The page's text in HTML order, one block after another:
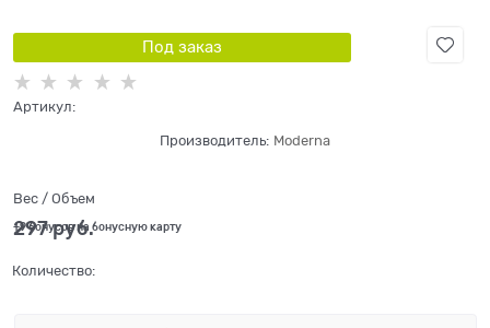
Под заказ
Артикул:
Производитель: Moderna
Вес / Объем
297 руб.
+9 бонусов на бонусную карту
Количество: